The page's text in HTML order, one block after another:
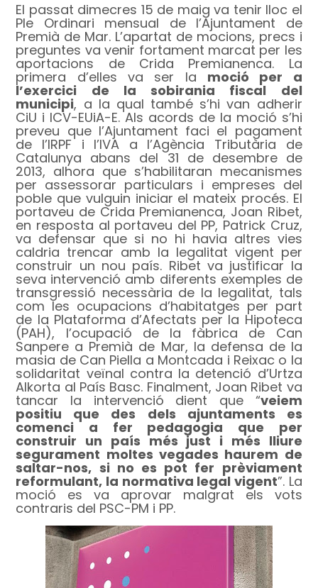
El passat dimecres 15 de maig va tenir lloc el
Ple Ordinari mensual de l’Ajuntament de
Premià de Mar. L’apartat de mocions, precs i
preguntes va venir fortament marcat per les
aportacions de Crida Premianenca. La
primera d’elles va ser la moció per a
l’exercici de la sobirania fiscal del
municipi, a la qual també s’hi van adherir
CiU i ICV-EUiA-E. Als acords de la moció s’hi
preveu que l’Ajuntament faci el pagament
de l’IRPF i l’IVA a l’Agència Tributària de
Catalunya abans del 31 de desembre de
2013, alhora que s’habilitaran mecanismes
per assessorar particulars i empreses del
poble que vulguin iniciar el mateix procés. El
portaveu de Crida Premianenca, Joan Ribet,
en resposta al portaveu del PP, Patrick Cruz,
va defensar que si no hi havia altres vies
caldria trencar amb la legalitat vigent per
construir un nou país. Ribet va justificar la
seva intervenció amb diferents exemples de
transgressió necessària de la legalitat, tals
com les ocupacions d’habitatges per part
de la Plataforma d’Afectats per la Hipoteca
(PAH), l’ocupació de la fàbrica de Can
Sanpere a Premià de Mar, la defensa de la
masia de Can Piella a Montcada i Reixac o la
solidaritat veïnal contra la detenció d’Urtza
Alkorta al País Basc. Finalment, Joan Ribet va
tancar la intervenció dient que “veiem
positiu que des dels ajuntaments es
comenci a fer pedagogia que per
construir un país més just i més lliure
segurament moltes vegades haurem de
saltar-nos, si no es pot fer prèviament
reformulant, la normativa legal vigent”. La
moció es va aprovar malgrat els vots
contraris del PSC-PM i PP.